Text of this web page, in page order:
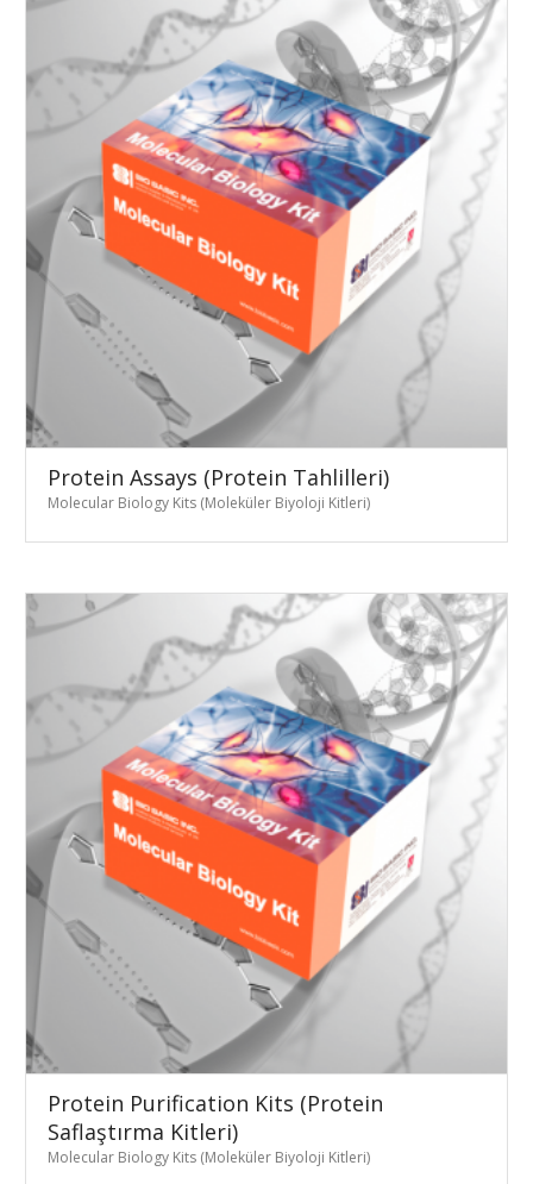
Protein Assays (Protein Tahlilleri)
Molecular Biology Kits (Moleküler Biyoloji Kitleri)
Protein Purification Kits (Protein
Saflaştırma Kitleri)
Molecular Biology Kits (Moleküler Biyoloji Kitleri)